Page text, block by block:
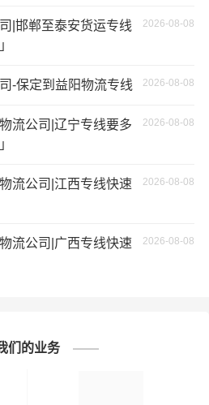
物流公司可能会提供劣质的服
流公司可能会存在安全风险，例
货物安全等；
裹在运输过程中丢失或损坏，你
来修复或替换物品，导致经济损
2026-08-08
|邯郸至泰安货运专线
2026-08-08
-保定到益阳物流专线
2026-08-08
流公司|辽宁专线要多
2026-08-08
流公司|江西专线快速
2026-08-08
流公司|广西专线快速
们的业务